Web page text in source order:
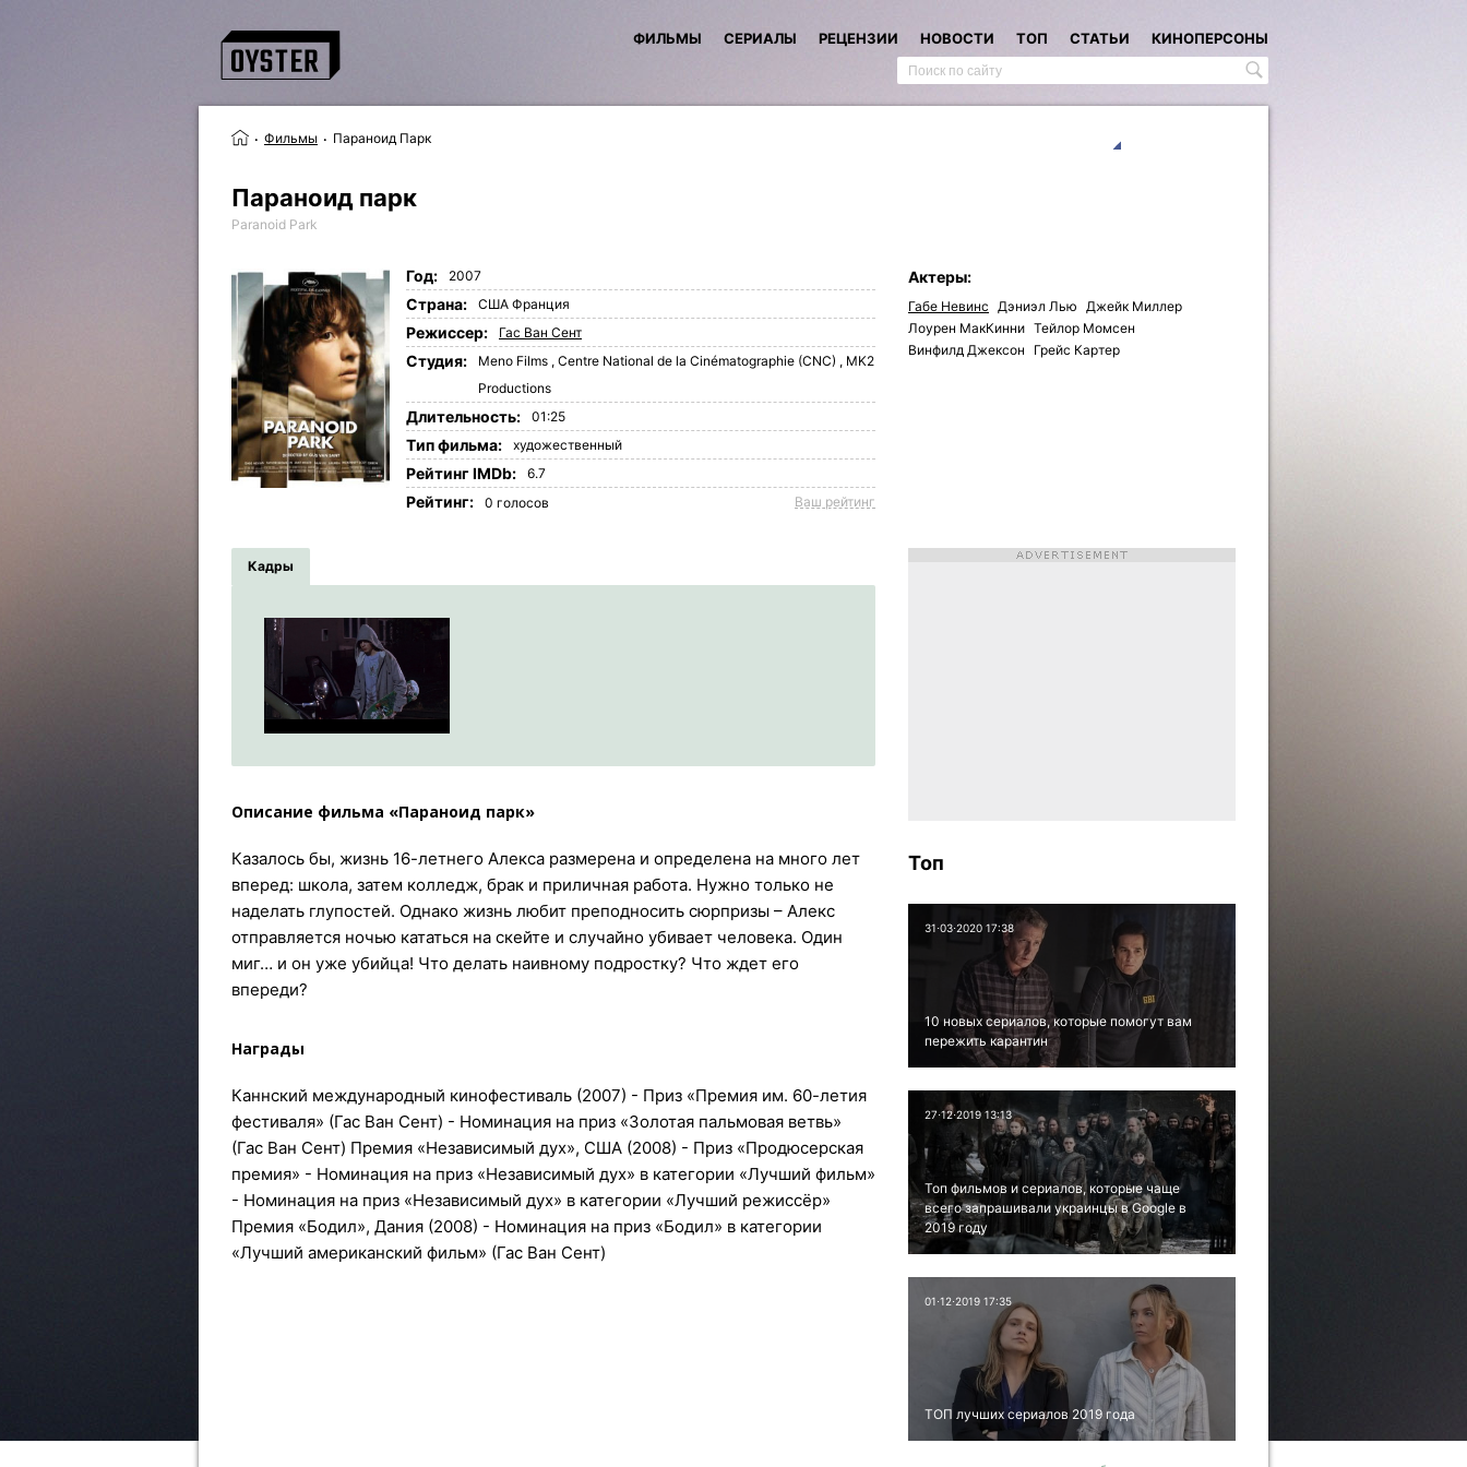
ФИЛЬМЫ СЕРИАЛЫ РЕЦЕНЗИИ НОВОСТИ ТОП СТАТЬИ КИНОПЕРСОНЫ
Фильмы Параноид Парк
Параноид парк
Paranoid Park
Год: 2007
Страна: США Франция
Режиссер: Гас Ван Сент
Студия: Meno Films , Centre National de la Cinématographie (CNC) , MK2
Productions
Длительность: 01:25
Tип фильма: художественный
Рейтинг IMDb: 6.7
Рейтинг: 0 голосов Ваш рейтинг
Актеры:
Габе Невинс Дэниэл Лью
Джейк Миллер
Лоурен МакКинни Тейлор Момсен
Винфилд Джексон
Грейс Картер
Кадры
Описание фильма «Параноид парк»
Казалось бы, жизнь 16-летнего Алекса размерена и определена на много лет
вперед: школа, затем колледж, брак и приличная работа. Нужно только не
наделать глупостей. Однако жизнь любит преподносить сюрпризы – Алекс
отправляется ночью кататься на скейте и случайно убивает человека. Один
миг… и он уже убийца! Что делать наивному подростку? Что ждет его
впереди?
Награды
Каннский международный кинофестиваль (2007) - Приз «Премия им. 60-летия
фестиваля» (Гас Ван Сент) - Номинация на приз «Золотая пальмовая ветвь»
(Гас Ван Сент) Премия «Независимый дух», США (2008) - Приз «Продюсерская
премия» - Номинация на приз «Независимый дух» в категории «Лучший фильм»
- Номинация на приз «Независимый дух» в категории «Лучший режиссёр»
Премия «Бодил», Дания (2008) - Номинация на приз «Бодил» в категории
«Лучший американский фильм» (Гас Ван Сент)
Топ
31⋅03⋅2020 17:38
10 новых сериалов, которые помогут вам
пережить карантин
27⋅12⋅2019 13:13
Топ фильмов и сериалов, которые чаще
всего запрашивали украинцы в Google в
2019 году
01⋅12⋅2019 17:35
ТОП лучших сериалов 2019 года